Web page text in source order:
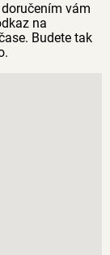
doručením vám
na
Budete tak